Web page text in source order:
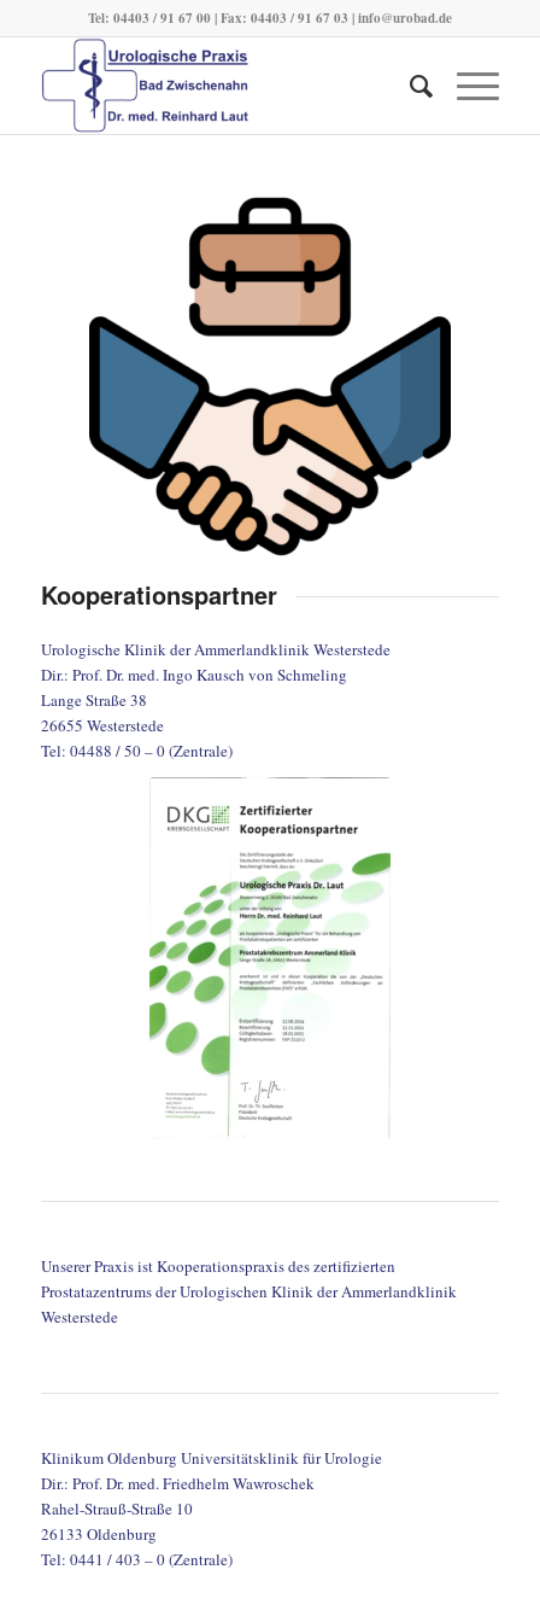
Tel: 04403 / 91 67 00 | Fax: 04403 / 91 67 03 |info@urobad.de
Kooperationspartner
Urologische Klinik der Ammerlandklinik Westerstede
Dir.: Prof. Dr. med. Ingo Kausch von Schmeling
Lange Straße 38
26655 Westerstede
Tel: 04488 / 50 – 0 (Zentrale)
Unserer Praxis ist Kooperationspraxis des zertifizierten
Prostatazentrums der Urologischen Klinik der Ammerlandklinik
Westerstede
Klinikum Oldenburg Universitätsklinik für Urologie
Dir.: Prof. Dr. med. Friedhelm Wawroschek
Rahel-Strauß-Straße 10
26133 Oldenburg
Tel: 0441 / 403 – 0 (Zentrale)